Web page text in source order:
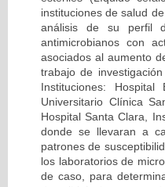
instituciones de salud
análisis de su perfil
antimicrobianos con
asociados al aumento
trabajo de
Instituciones:
Universitario Clínica
Hospital Santa Clara,
donde se llevaran a
patrones de
los laboratorios de
de caso, para